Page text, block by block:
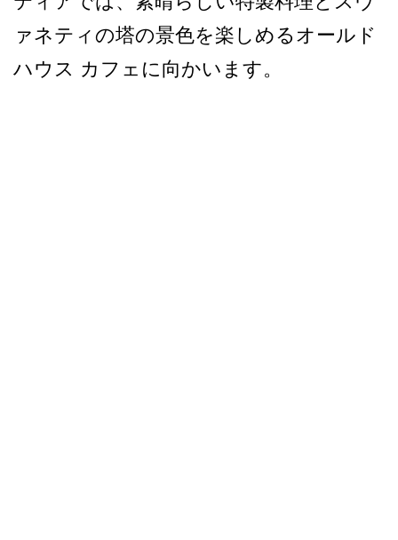
ァネティの塔の景色を楽しめるオールド
ハウス カフェに向かいます。